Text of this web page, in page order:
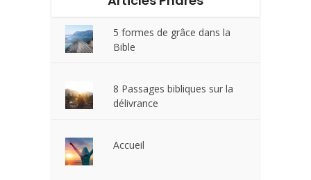
5 formes de grâce dans la
Bible
8 Passages bibliques sur la
délivrance
Accueil